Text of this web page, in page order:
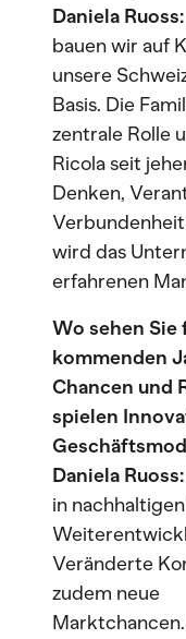
Daniela Ruoss:
bauen wir auf
unsere
Basis. Die
zentrale Rolle
Ricola seit
Denken,
wird das
erfahrenen
Wo sehen Sie
kommenden
Chancen und
spielen
Daniela Ruoss:
in
Veränderte
zudem neue